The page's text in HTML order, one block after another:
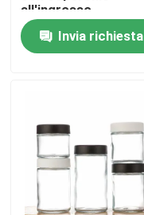
Prodotti
Circa noi
Giro della fabbrica
all'ingrosso
Invia richiesta